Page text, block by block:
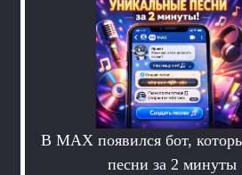
В MAX появился бот,
песни за 2 минуты